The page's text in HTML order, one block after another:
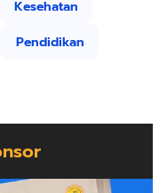
Kesehatan
Pendidikan